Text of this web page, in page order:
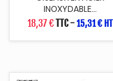
INOXYDABLE...
18,37 €TTC-15,31 € HT